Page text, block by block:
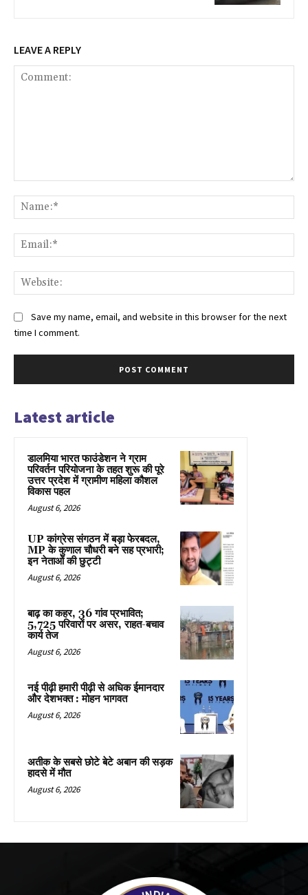
LEAVE A REPLY
Save my name, email, and website in this browser for the next
time I comment.
Latest article
डालमिया भारत फाउंडेशन ने ग्राम
परिवर्तन परियोजना के तहत शुरू की पूरे
उत्तर प्रदेश में ग्रामीण महिला कौशल
विकास पहल
August 6, 2026
UP कांग्रेस संगठन में बड़ा फेरबदल,
MP के कुणाल चौधरी बने सह प्रभारी;
इन नेताओं की छुट्टी
August 6, 2026
बाढ़ का कहर, 36 गांव प्रभावित;
5,725 परिवारों पर असर, राहत-बचाव
कार्य तेज
August 6, 2026
नई पीढ़ी हमारी पीढ़ी से अधिक ईमानदार
और देशभक्त : मोहन भागवत
August 6, 2026
अतीक के सबसे छोटे बेटे अबान की सड़क
हादसे में मौत
August 6, 2026